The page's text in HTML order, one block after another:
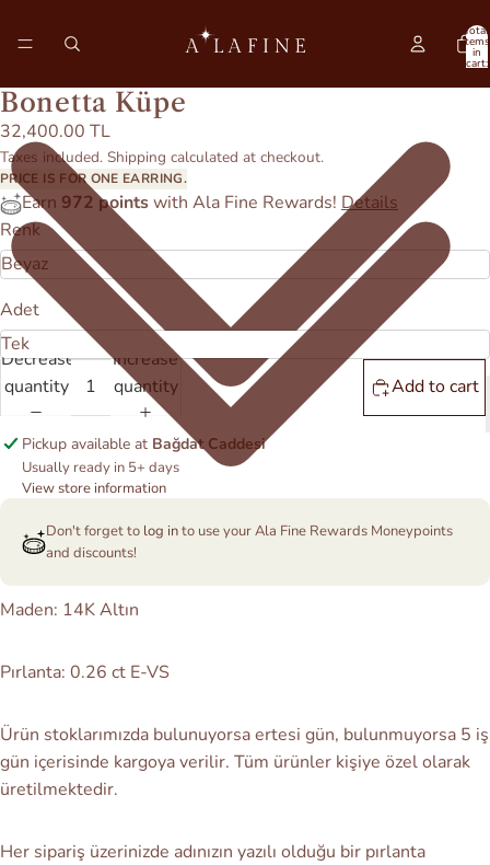
Total
items
in
cart:
Bonetta Küpe
32,400.00 TL
Taxes included. Shipping calculated at checkout.
PRICE IS FOR ONE EARRING.
Earn 972 pointswith Ala Fine Rewards! Details
Renk
Adet
Decrease
quantity
Increase
quantity
Add to cart
Pickup available at Bağdat Caddesi
Usually ready in 5+ days
View store information
Don't forget to log into use your Ala Fine Rewards Moneypoints
and discounts!
Maden: 14K Altın
Pırlanta: 0.26 ct E-VS
Ürün stoklarımızda bulunuyorsa ertesi gün, bulunmuyorsa 5 iş
gün içerisinde kargoya verilir. Tüm ürünler kişiye özel olarak
üretilmektedir.
Her sipariş üzerinizde adınızın yazılı olduğu bir pırlanta